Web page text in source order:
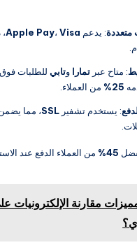
متعددة: يدعم Apple Pay، Visa ،
: متاح عبر تمارا وتابي للطلبات فوق
25% من العملاء.
: يستخدم تشفير SSL، مما
45%
من العملاء الدفع عند
مقارنة الإلكترونيات